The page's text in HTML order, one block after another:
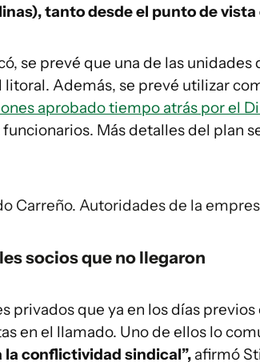
tanto desde el punto de
se prevé que una de las
litoral. Además, se prevé utilizar
aprobado tiempo atrás por el
Más detalles del plan
Carreño. Autoridades de la
socios que no llegaron
privados que ya en los días
en el llamado. Uno de ellos lo
la conflictividad sindical”, afirmó